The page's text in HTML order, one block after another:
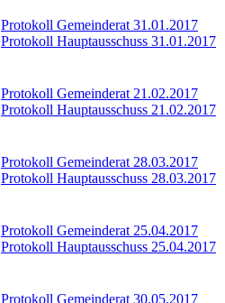
Protokoll Gemeinderat 31.01.2017
Protokoll Hauptausschuss 31.01.2017
Protokoll Gemeinderat 21.02.2017
Protokoll Hauptausschuss 21.02.2017
Protokoll Gemeinderat 28.03.2017
Protokoll Hauptausschuss 28.03.2017
Protokoll Gemeinderat 25.04.2017
Protokoll Hauptausschuss 25.04.2017
Protokoll Gemeinderat 30.05.2017